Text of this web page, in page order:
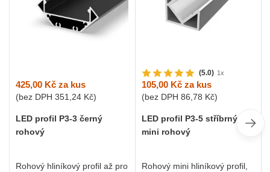
425,00 Kč za kus
(bez DPH 351,24 Kč)
LED profil P3-3 černý
rohový
Rohový hliníkový profil až pro
(5.0) 1x
105,00 Kč za kus
(bez DPH 86,78 Kč)
LED profil P3-5 stříbrný
mini rohový
Rohový mini hliníkový profil,